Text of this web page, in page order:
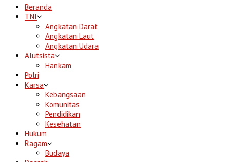
Beranda
TNI
Angkatan Darat
Angkatan Laut
Angkatan Udara
Alutsista
Hankam
Polri
Karsa
Kebangsaan
Komunitas
Pendidikan
Kesehatan
Hukum
Ragam
Budaya